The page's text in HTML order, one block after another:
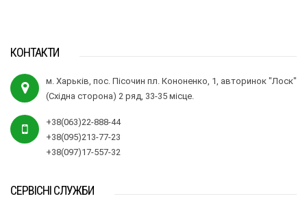
КОНТАКТИ
м. Харьків, пос. Пісочин пл. Кононенко, 1, авторинок "Лоск"
(Східна сторона) 2 ряд, 33-35 місце.
+38(063)22-888-44
+38(095)213-77-23
+38(097)17-557-32
СЕРВІСНІ СЛУЖБИ